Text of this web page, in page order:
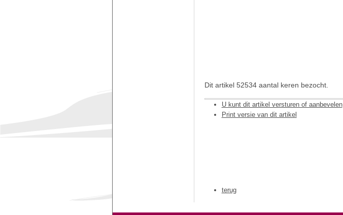
Dit artikel 52534 aantal keren bezocht.
U kunt dit artikel versturen of aanbevelen
Print versie van dit artikel
terug